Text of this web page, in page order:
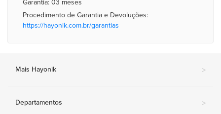
Garantia: 03 meses
Procedimento de Garantia e Devoluções:
https://hayonik.com.br/garantias
Mais Hayonik >
Departamentos >